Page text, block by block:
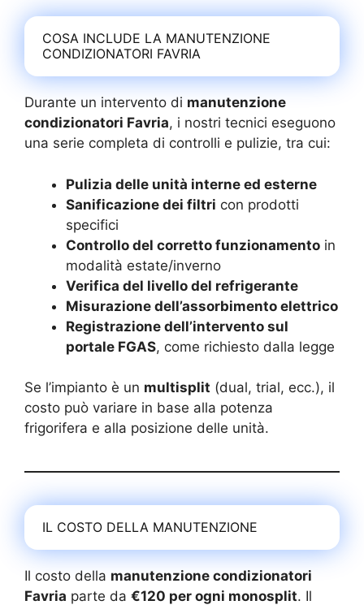
COSA INCLUDE LA MANUTENZIONE
CONDIZIONATORI FAVRIA
Durante un intervento di manutenzione
condizionatori Favria, i nostri tecnici eseguono
una serie completa di controlli e pulizie, tra cui:
Pulizia delle unità interne ed esterne
Sanificazione dei filtri con prodotti
specifici
Controllo del corretto funzionamento in
modalità estate/inverno
Verifica del livello del refrigerante
Misurazione dell’assorbimento elettrico
Registrazione dell’intervento sul
portale FGAS, come richiesto dalla legge
Se l’impianto è un multisplit (dual, trial, ecc.), il
costo può variare in base alla potenza
frigorifera e alla posizione delle unità.
IL COSTO DELLA MANUTENZIONE
Il costo della manutenzione condizionatori
Favria parte da €120 per ogni monosplit. Il